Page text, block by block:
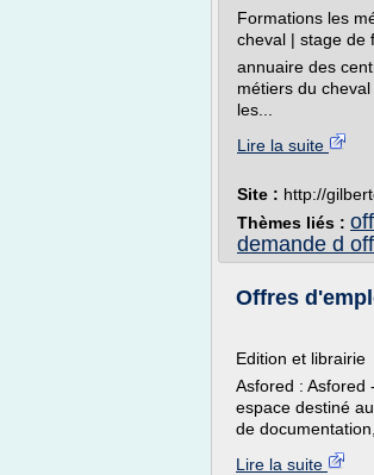
Formations les
cheval | stage de
annuaire des
métiers du
les...
Lire la suite
Site : http://
Thèmes liés :
demande d
Offres
Edition et librairie
Asfored : Asfored
espace destiné
de
Lire la suite